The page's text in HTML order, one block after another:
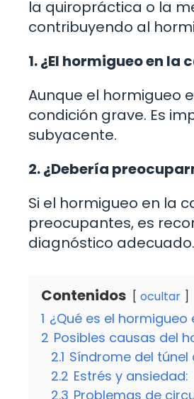
la quiropráctica o la
contribuyendo al
1. ¿El hormigueo en
Aunque el hormigueo
condición grave. Es
subyacente.
2. ¿Debería
Si el hormigueo en la
preocupantes, es
diagnóstico adecuado.
Contenidos ocultar
1 ¿Qué es el
2 Posibles causas del
2.1 Síndrome del túnel
2.2 Estrés y ansiedad:
2.3 Problemas de